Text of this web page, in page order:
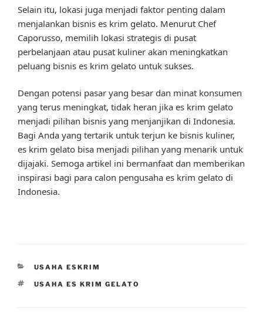
Selain itu, lokasi juga menjadi faktor penting dalam
menjalankan bisnis es krim gelato. Menurut Chef
Caporusso, memilih lokasi strategis di pusat
perbelanjaan atau pusat kuliner akan meningkatkan
peluang bisnis es krim gelato untuk sukses.
Dengan potensi pasar yang besar dan minat konsumen
yang terus meningkat, tidak heran jika es krim gelato
menjadi pilihan bisnis yang menjanjikan di Indonesia.
Bagi Anda yang tertarik untuk terjun ke bisnis kuliner,
es krim gelato bisa menjadi pilihan yang menarik untuk
dijajaki. Semoga artikel ini bermanfaat dan memberikan
inspirasi bagi para calon pengusaha es krim gelato di
Indonesia.
CATEGORIES
USAHA ESKRIM
TAGS
USAHA ES KRIM GELATO